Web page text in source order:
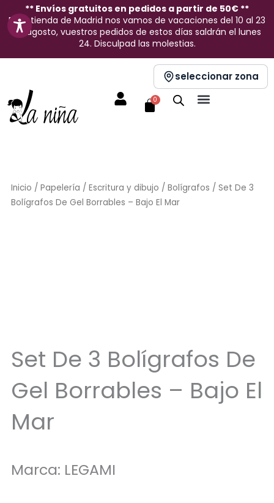
contenido
** Envíos gratuitos en pedidos a partir de 50€ **
En la tienda de Madrid nos vamos de vacaciones del 10 al 23
de agosto, vuestros pedidos de estos días saldrán el lunes
24. Disculpad las molestias.
seleccionar zona
0
Carrito
Inicio / Papelería / Escritura y dibujo / Bolígrafos / Set De 3
Bolígrafos De Gel Borrables – Bajo El Mar
Set De 3 Bolígrafos De
Gel Borrables – Bajo El
Mar
Marca: LEGAMI